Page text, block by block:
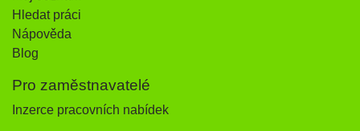
Hledat práci
Nápověda
Blog
Pro zaměstnavatelé
Inzerce pracovních nabídek